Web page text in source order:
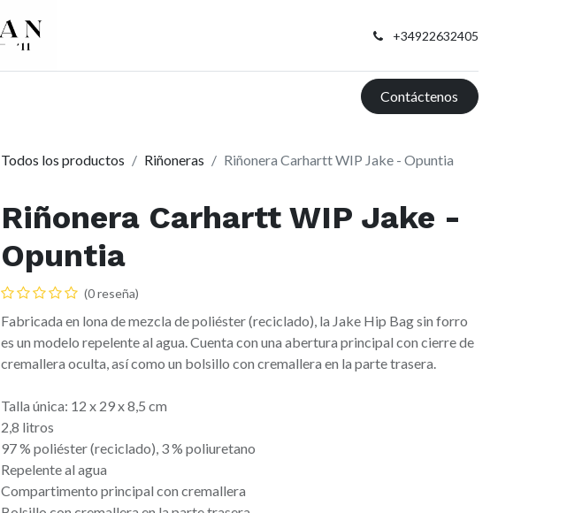
+34922632405
Contáctenos
Todos los productos Riñoneras Riñonera Carhartt WIP Jake - Opuntia
Riñonera Carhartt WIP Jake -
Opuntia
(0 reseña)
Fabricada en lona de mezcla de poliéster (reciclado), la Jake Hip Bag sin forro
es un modelo repelente al agua. Cuenta con una abertura principal con cierre de
cremallera oculta, así como un bolsillo con cremallera en la parte trasera.
Talla única: 12 x 29 x 8,5 cm
2,8 litros
97 % poliéster (reciclado), 3 % poliuretano
Repelente al agua
Compartimento principal con cremallera